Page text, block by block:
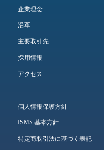
企業理念
沿革
主要取引先
採用情報
アクセス
個人情報保護方針
ISMS 基本方針
特定商取引法に基づく表記